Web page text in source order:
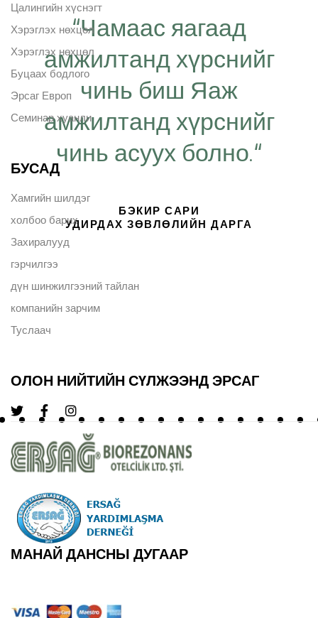
“Чамаас яагаад
амжилтанд хүрснийг
чинь биш Яаж
амжилтанд хүрснийг
чинь асуух болно.“
БЭКИР САРИ
УДИРДАХ ЗӨВЛӨЛИЙН ДАРГА
Цалингийн хүснэгт
Хэрэглэх нөхцөл
Хэрэглэх нөхцөл
Буцаах бодлого
Эрсаг Европ
Семинар хуанли
БУСАД
Хамгийн шилдэг
холбоо барих
Захиралууд
гэрчилгээ
дүн шинжилгээний тайлан
компанийн зарчим
Туслаач
ОЛОН НИЙТИЙН СҮЛЖЭЭНД ЭРСАГ
МАНАЙ ДАНСНЫ ДУГААР